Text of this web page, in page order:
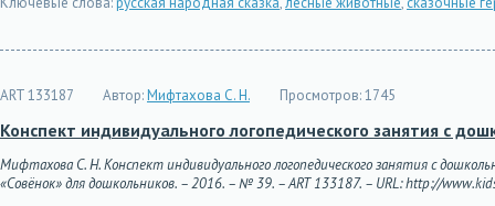
ART 133187 Автор:Мифтахова С. Н. Просмотров:1745
Конспект индивидуального логопедического занятия с
Мифтахова С. Н. Конспект индивидуального логопедического занятия с
«Совёнок» для дошкольников. – 2016. – № 39. – ART 133187. – URL: http://